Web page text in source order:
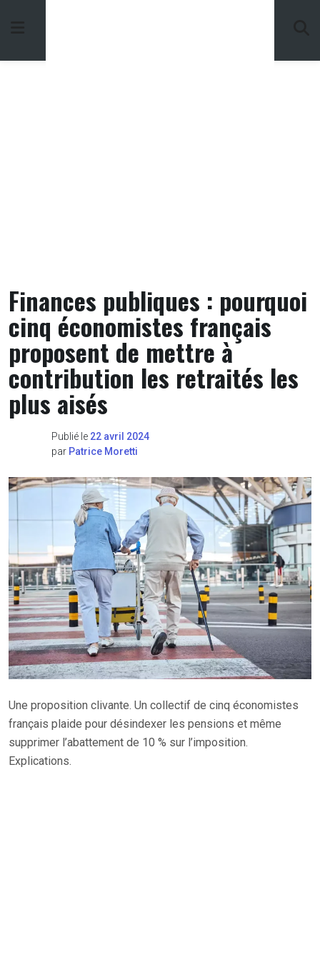
Finances publiques : pourquoi
cinq économistes français
proposent de mettre à
contribution les retraités les
plus aisés
Publié le 22 avril 2024
par Patrice Moretti
Une proposition clivante. Un collectif de cinq économistes
français plaide pour désindexer les pensions et même
supprimer l’abattement de 10 % sur l’imposition.
Explications.